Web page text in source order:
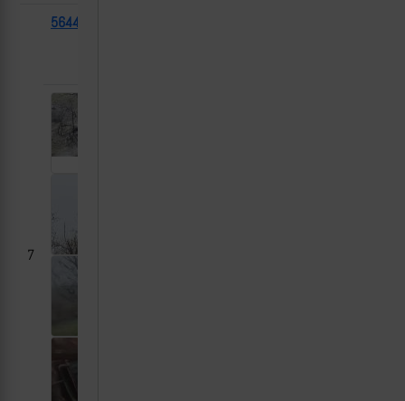
7
56448